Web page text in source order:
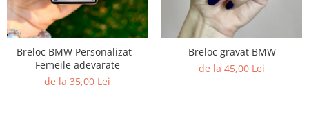
Breloc BMW Personalizat -
Femeile adevarate
de la 35,00 Lei
Breloc gravat BMW
de la 45,00 Lei